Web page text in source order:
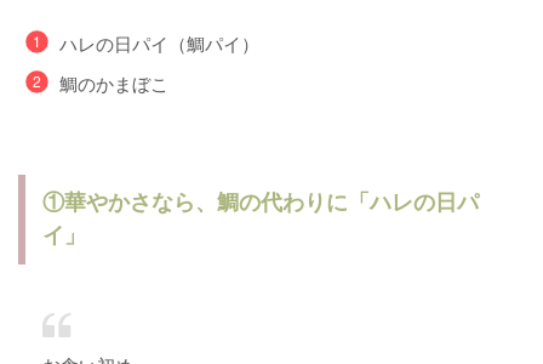
ハレの日パイ（鯛パイ）
鯛のかまぼこ
①華やかさなら、鯛の代わりに「ハレの日パ
イ」